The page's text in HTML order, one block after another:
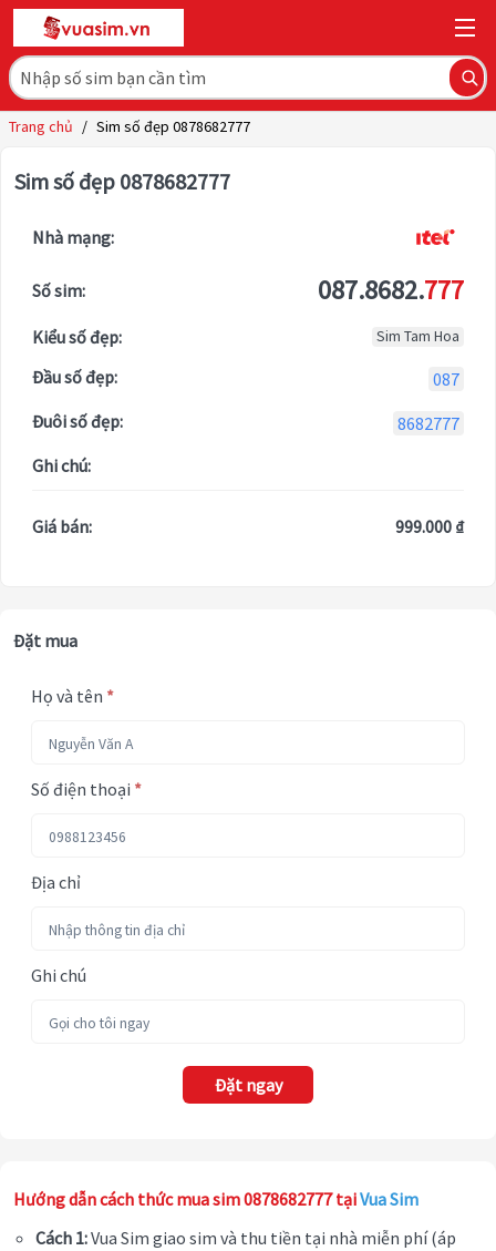
Trang chủ / Sim số đẹp 0878682777
Sim số đẹp 0878682777
Nhà mạng:
Số sim: 087.8682.777
Kiểu số đẹp: Sim Tam Hoa
Đầu số đẹp:
087
Đuôi số đẹp:
8682777
Ghi chú:
Giá bán: 999.000 ₫
Đặt mua
Họ và tên *
Số điện thoại *
Địa chỉ
Ghi chú
Đặt ngay
Hướng dẫn cách thức mua sim 0878682777 tạiVua Sim
Cách 1:Vua Sim giao sim và thu tiền tại nhà miễn phí (áp